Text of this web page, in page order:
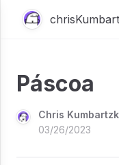
Páscoa
Chris
03/26/2023